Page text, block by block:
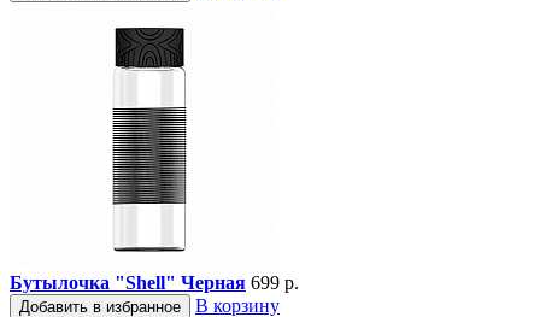
Бутылочка "Shell" Черная 699 р.
Добавить в избранное В корзину